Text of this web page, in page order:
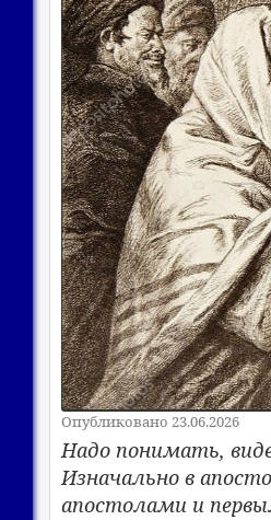
Опубликовано 23.06.2026
Надо понимать,
Изначально в
апостолами и